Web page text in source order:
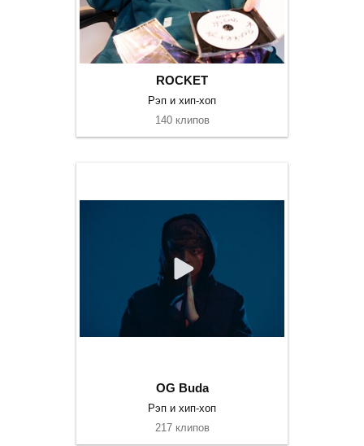
ROCKET
Рэп и хип-хоп
140 клипов
OG Buda
Рэп и хип-хоп
217 клипов